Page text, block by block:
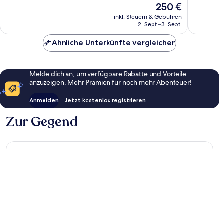
Der
Preis
beträgt
250 €
inkl. Steuern & Gebühren
2. Sept.–3. Sept.
Ähnliche Unterkünfte vergleichen
Melde dich an, um verfügbare Rabatte und Vorteile
anzuzeigen. Mehr Prämien für noch mehr Abenteuer!
Anmelden Jetzt kostenlos registrieren
Zur Gegend